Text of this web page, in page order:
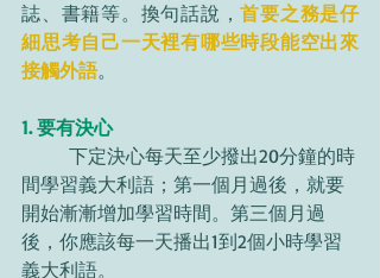
誌、書籍等。換句話說，首要之務是仔
細思考自己一天裡有哪些時段能空出來
接觸外語。
1. 要有決心
間學習義大利語；第一個月過後，就要
開始漸漸增加學習時間。第三個月過
後，你應該每一天播出1到2個小時學習
義大利語。